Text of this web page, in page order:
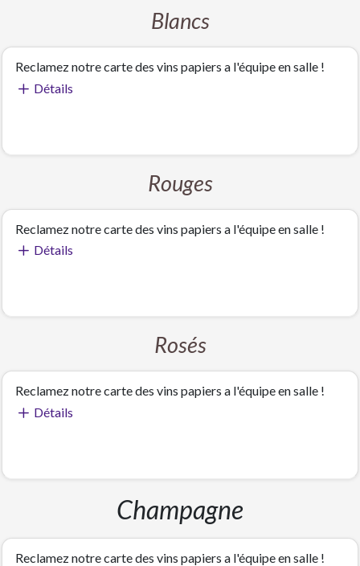
Blancs
Reclamez notre carte des vins papiers a l'équipe en salle !
Détails
Rouges
Reclamez notre carte des vins papiers a l'équipe en salle !
Détails
Rosés
Reclamez notre carte des vins papiers a l'équipe en salle !
Détails
Champagne
Reclamez notre carte des vins papiers a l'équipe en salle !